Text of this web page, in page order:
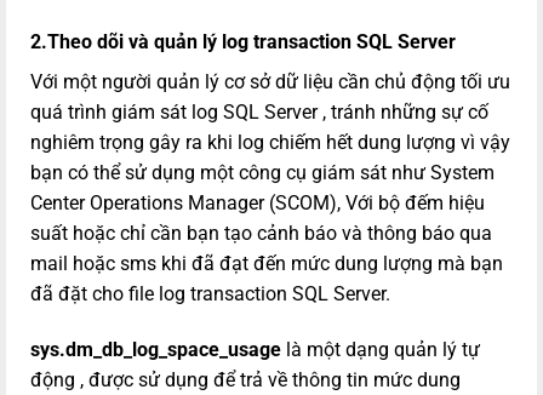
2.Theo dõi và quản lý log transaction SQL Server
Với một người quản lý cơ sở dữ liệu cần chủ động tối ưu
quá trình giám sát log SQL Server , tránh những sự cố
nghiêm trọng gây ra khi log chiếm hết dung lượng vì vậy
bạn có thể sử dụng một công cụ giám sát như System
Center Operations Manager (SCOM), Với bộ đếm hiệu
suất hoặc chỉ cần bạn tạo cảnh báo và thông báo qua
mail hoặc sms khi đã đạt đến mức dung lượng mà bạn
đã đặt cho file log transaction SQL Server.
sys.dm_db_log_space_usage là một dạng quản lý tự
động , được sử dụng để trả về thông tin mức dung